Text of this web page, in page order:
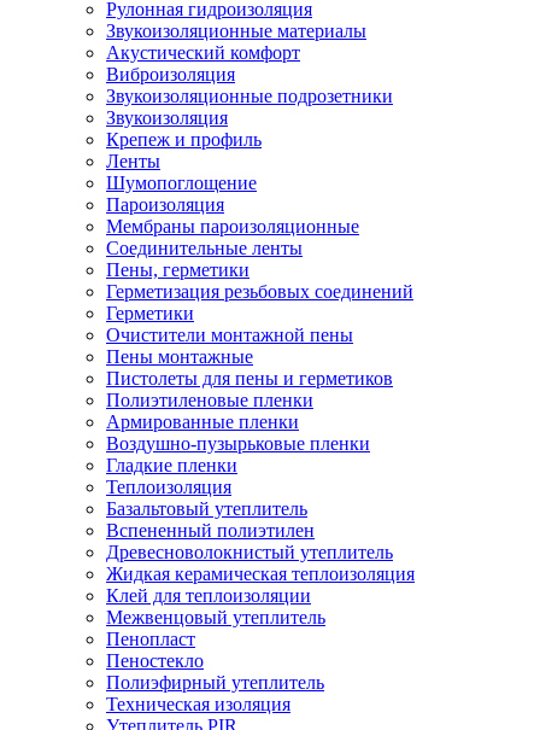
Рулонная гидроизоляция
Звукоизоляционные материалы
Акустический комфорт
Виброизоляция
Звукоизоляционные подрозетники
Звукоизоляция
Крепеж и профиль
Ленты
Шумопоглощение
Пароизоляция
Мембраны пароизоляционные
Соединительные ленты
Пены, герметики
Герметизация резьбовых соединений
Герметики
Очистители монтажной пены
Пены монтажные
Пистолеты для пены и герметиков
Полиэтиленовые пленки
Армированные пленки
Воздушно-пузырьковые пленки
Гладкие пленки
Теплоизоляция
Базальтовый утеплитель
Вспененный полиэтилен
Древесноволокнистый утеплитель
Жидкая керамическая теплоизоляция
Клей для теплоизоляции
Межвенцовый утеплитель
Пенопласт
Пеностекло
Полиэфирный утеплитель
Техническая изоляция
Утеплитель PIR